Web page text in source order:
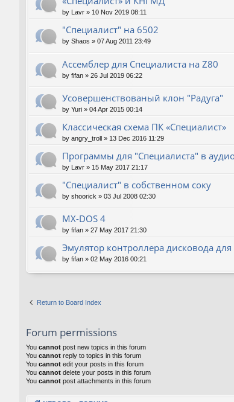
by Lavr » 10 Nov 2019 08:11
"Специалист" на 6502
by Shaos » 07 Aug 2011 23:49
Ассемблер для Специалиста на Z80
by fifan » 26 Jul 2019 06:22
Усовершенствованый клон "Радуга"
by Yuri » 04 Apr 2015 00:14
Классическая схема ПК «Специалист»
by angry_troll » 13 Dec 2016 11:29
Программы для "Специалиста" в
by Lavr » 15 May 2017 21:17
"Специалист" в собственном соку
by shoorick » 03 Jul 2008 02:30
MX-DOS 4
by fifan » 27 May 2017 21:30
Эмулятор контроллера дисковода
by fifan » 02 May 2016 00:21
Return to Board Index
Forum permissions
You cannot post new topics in this forum
You cannot reply to topics in this forum
You cannot edit your posts in this forum
You cannot delete your posts in this forum
You cannot post attachments in this forum